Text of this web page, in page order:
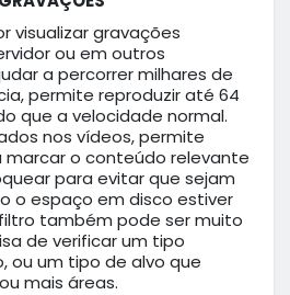
visualizar gravações
ou em outros
a percorrer milhares de
permite reproduzir até 64
que a velocidade normal.
nos vídeos, permite
o conteúdo relevante
para evitar que sejam
o espaço em disco estiver
também pode ser muito
de verificar um tipo
ou um tipo de alvo que
mais áreas.